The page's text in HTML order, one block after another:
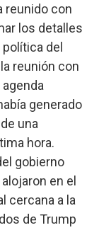
reunido con
los detalles
del
reunión con
generado
una
hora.
gobierno
en el
cercana a la
de Trump